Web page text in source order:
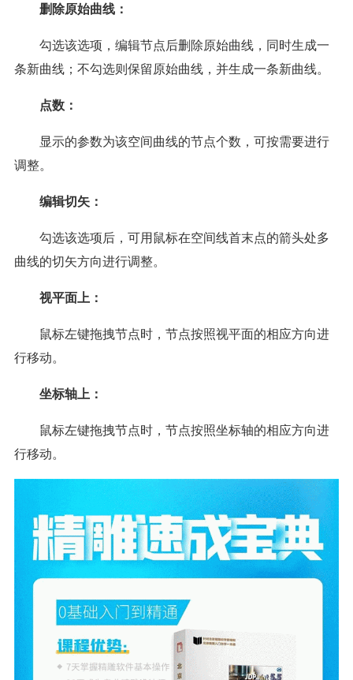
删除原始曲线：
勾选该选项，编辑节点后删除原始曲线，同时生成一
条新曲线；不勾选则保留原始曲线，并生成一条新曲线。
点数：
显示的参数为该空间曲线的节点个数，可按需要进行
调整。
编辑切矢：
勾选该选项后，可用鼠标在空间线首末点的箭头处多
曲线的切矢方向进行调整。
视平面上：
鼠标左键拖拽节点时，节点按照视平面的相应方向进
行移动。
坐标轴上：
鼠标左键拖拽节点时，节点按照坐标轴的相应方向进
行移动。